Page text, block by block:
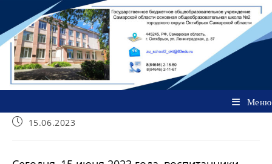
содержимому
Меню
Запись15.06.2023